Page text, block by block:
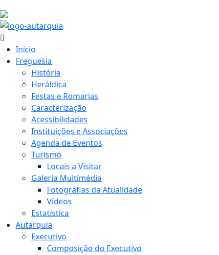
Início
Freguesia
História
Heráldica
Festas e Romarias
Caracterização
Acessibilidades
Instituições e Associações
Agenda de Eventos
Turismo
Locais a Visitar
Galeria Multimédia
Fotografias da Atualidade
Vídeos
Estatística
Autarquia
Executivo
Composição do Executivo